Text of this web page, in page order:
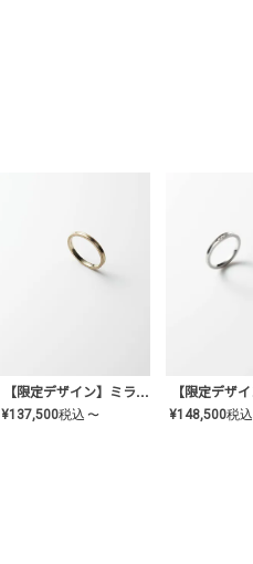
【限定デザイン】ミライ(mill-ai)リング
¥137,500税込 〜 ¥148,500税込